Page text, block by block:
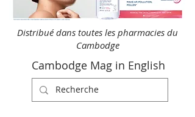
Distribué dans toutes les pharmacies du
Cambodge
Cambodge Mag in English